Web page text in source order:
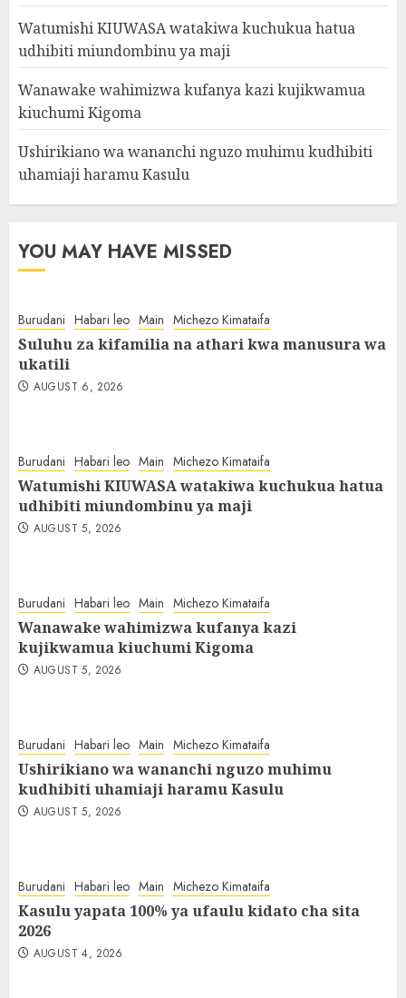
Watumishi KIUWASA watakiwa kuchukua hatua
udhibiti miundombinu ya maji
Wanawake wahimizwa kufanya kazi kujikwamua
kiuchumi Kigoma
Ushirikiano wa wananchi nguzo muhimu kudhibiti
uhamiaji haramu Kasulu
YOU MAY HAVE MISSED
Burudani Habari leo Main Michezo Kimataifa
Suluhu za kifamilia na athari kwa manusura wa
ukatili
AUGUST 6, 2026
Burudani Habari leo Main Michezo Kimataifa
Watumishi KIUWASA watakiwa kuchukua hatua
udhibiti miundombinu ya maji
AUGUST 5, 2026
Burudani Habari leo Main Michezo Kimataifa
Wanawake wahimizwa kufanya kazi
kujikwamua kiuchumi Kigoma
AUGUST 5, 2026
Burudani Habari leo Main Michezo Kimataifa
Ushirikiano wa wananchi nguzo muhimu
kudhibiti uhamiaji haramu Kasulu
AUGUST 5, 2026
Burudani Habari leo Main Michezo Kimataifa
Kasulu yapata 100% ya ufaulu kidato cha sita
2026
AUGUST 4, 2026